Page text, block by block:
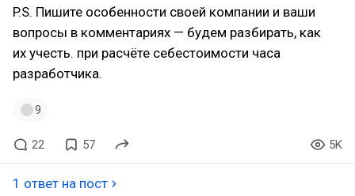
P.S. Пишите особенности своей компании и ваши
вопросы в комментариях — будем разбирать, как
их учесть. при расчёте себестоимости часа
разработчика.
9
22 57 5K
1 ответ на пост